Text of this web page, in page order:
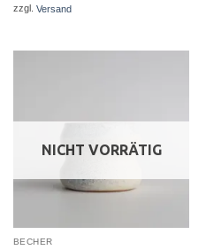
zzgl. Versand
NICHT VORRÄTIG
BECHER